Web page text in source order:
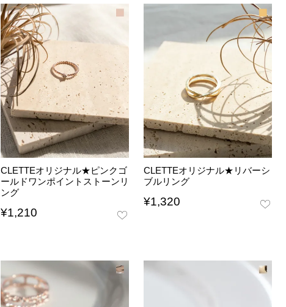
CLETTEオリジナル★ピンクゴ
ールドワンポイントストーンリ
ング
¥1,210
CLETTEオリジナル★リバーシ
ブルリング
¥1,320